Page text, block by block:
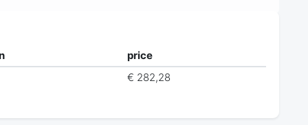
price
€ 282,28